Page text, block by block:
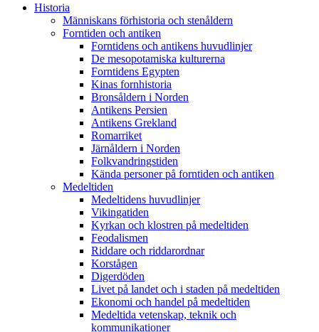
Historia
Människans förhistoria och stenåldern
Forntiden och antiken
Forntidens och antikens huvudlinjer
De mesopotamiska kulturerna
Forntidens Egypten
Kinas fornhistoria
Bronsåldern i Norden
Antikens Persien
Antikens Grekland
Romarriket
Järnåldern i Norden
Folkvandringstiden
Kända personer på forntiden och antiken
Medeltiden
Medeltidens huvudlinjer
Vikingatiden
Kyrkan och klostren på medeltiden
Feodalismen
Riddare och riddarordnar
Korstågen
Digerdöden
Livet på landet och i staden på medeltiden
Ekonomi och handel på medeltiden
Medeltida vetenskap, teknik och
kommunikationer